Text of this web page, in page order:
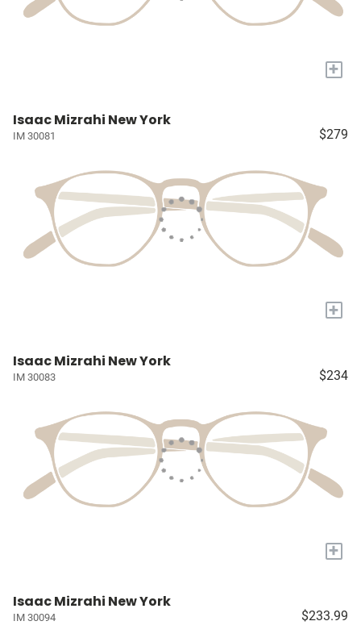
+
Isaac Mizrahi New York
IM 30081 $279
+
Isaac Mizrahi New York
IM 30083 $234
+
Isaac Mizrahi New York
IM 30094 $233.99